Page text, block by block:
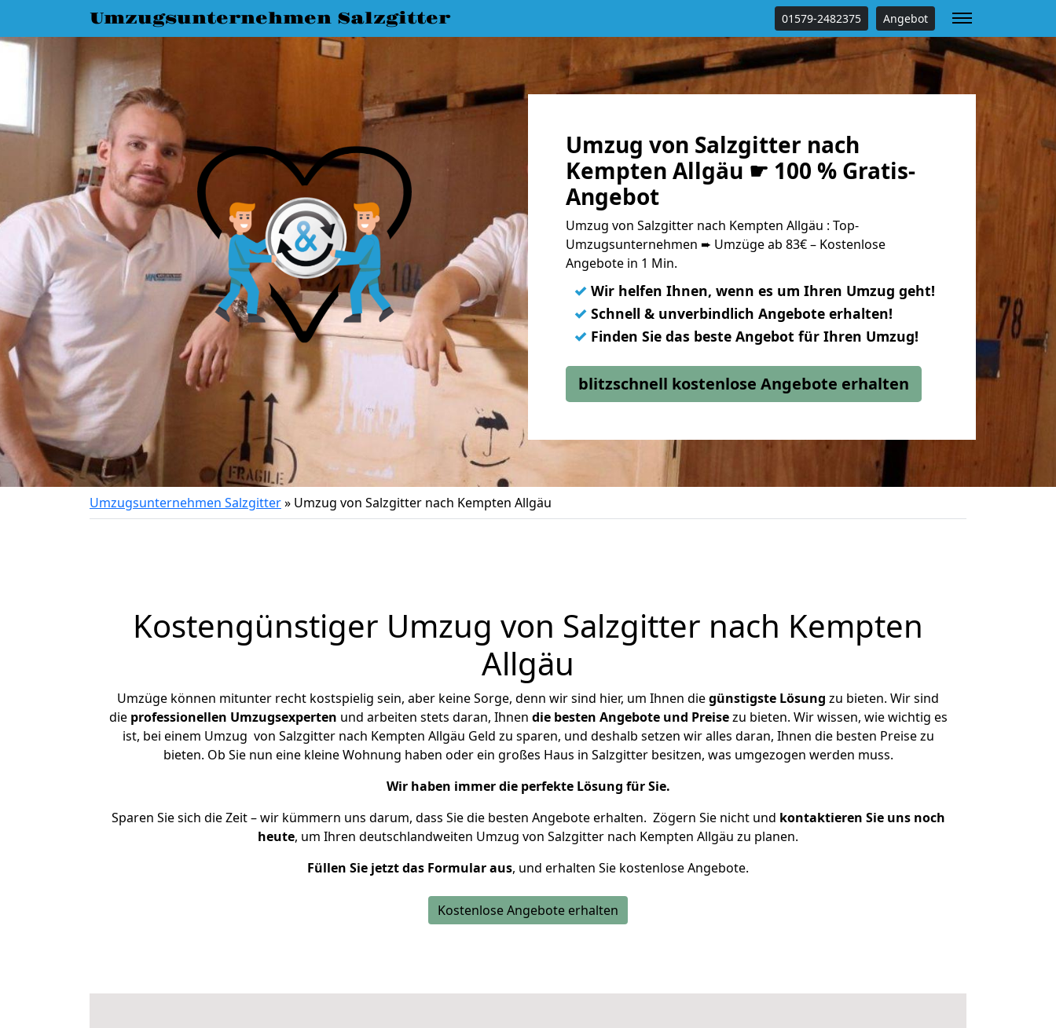
Umzugsunternehmen Salzgitter 01579-2482375 Angebot
Umzug von Salzgitter nach
Kempten Allgäu ☛ 100 % Gratis-
Angebot
Umzug von Salzgitter nach Kempten Allgäu : Top-
Umzugsunternehmen ➨ Umzüge ab 83€ – Kostenlose
Angebote in 1 Min.
✓ Wir helfen Ihnen, wenn es um Ihren Umzug geht!
✓ Schnell & unverbindlich Angebote erhalten!
✓ Finden Sie das beste Angebot für Ihren Umzug!
blitzschnell kostenlose Angebote erhalten
Umzugsunternehmen Salzgitter» Umzug von Salzgitter nach Kempten Allgäu
Kostengünstiger Umzug von Salzgitter nach Kempten
Allgäu
Umzüge können mitunter recht kostspielig sein, aber keine Sorge, denn wir sind hier, um Ihnen diegünstigste Lösung zu bieten. Wir sind
die professionellen Umzugsexperten und arbeiten stets daran, Ihnen die besten Angebote und Preisezu bieten. Wir wissen, wie wichtig es
ist, bei einem Umzug von Salzgitter nach Kempten Allgäu Geld zu sparen, und deshalb setzen wir alles daran, Ihnen die besten Preise zu
bieten. Ob Sie nun eine kleine Wohnung haben oder ein großes Haus in Salzgitter besitzen, was umgezogen werden muss.
Wir haben immer die perfekte Lösung für Sie.
Sparen Sie sich die Zeit – wir kümmern uns darum, dass Sie die besten Angebote erhalten. Zögern Sie nicht und kontaktieren Sie uns noch
heute, um Ihren deutschlandweiten Umzug von Salzgitter nach Kempten Allgäu zu planen.
Füllen Sie jetzt das Formular aus, und erhalten Sie kostenlose Angebote.
Kostenlose Angebote erhalten